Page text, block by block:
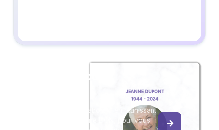
Créez un album
Créez un album collaboratif en réunissant
les hommages à Eliane LION, pour vous